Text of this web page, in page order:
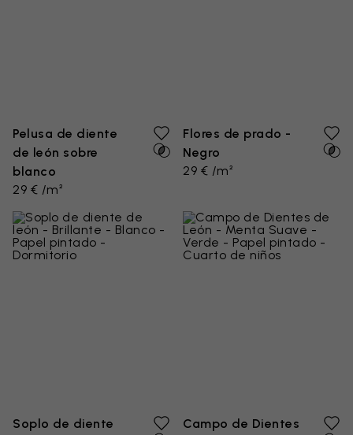
Pelusa de diente
de león sobre
blanco
29 € /m²
Flores de prado -
Negro
29 € /m²
Soplo de diente
Campo de Dientes